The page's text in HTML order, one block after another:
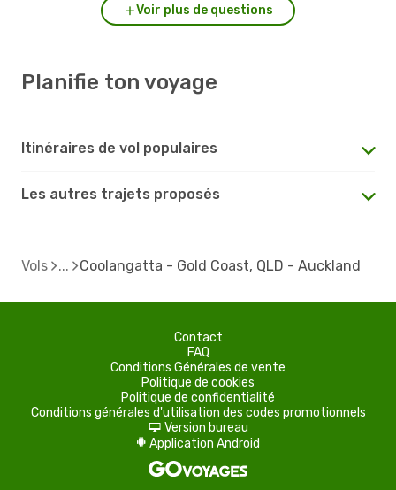
Voir plus de questions
Planifie ton voyage
Itinéraires de vol populaires
Les autres trajets proposés
Vols Coolangatta - Gold Coast, QLD - Auckland
Contact
FAQ
Conditions Générales de vente
Politique de cookies
Politique de confidentialité
Conditions générales d'utilisation des codes promotionnels
d Version bureau
A Application Android